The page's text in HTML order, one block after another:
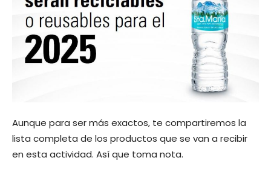
Aunque para ser más exactos, te compartiremos la
lista completa de los productos que se van a recibir
en esta actividad. Así que toma nota.